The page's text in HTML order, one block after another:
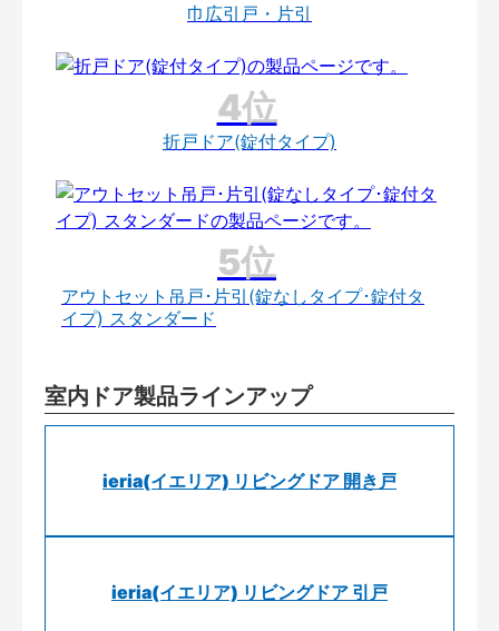
巾広引戸・片引
折戸ドア(錠付タイプ)
アウトセット吊戸･片引(錠なしタイプ･錠付タ
イプ) スタンダード
室内ドア製品ラインアップ
ieria(イエリア) リビングドア 開き戸
ieria(イエリア) リビングドア 引戸